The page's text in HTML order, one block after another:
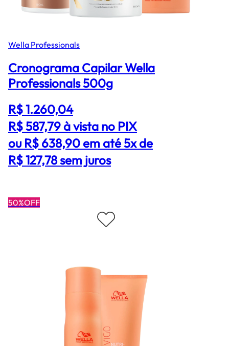
Wella Professionals
Cronograma Capilar Wella
Professionals 500g
R$ 1.260,04
R$ 587,79à vista no PIX
ou R$ 638,90 em até 5x de
R$ 127,78 sem juros
50%OFF